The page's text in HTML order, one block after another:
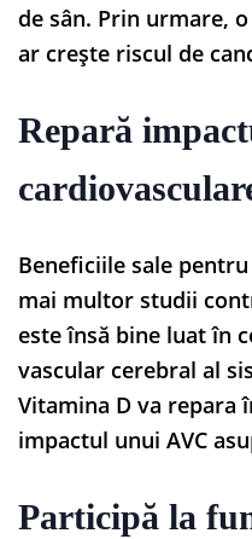
de sân. Prin urmare,
ar crește riscul de
Repară
Beneficiile sale
mai multor studii
este însă bine luat în
vascular cerebral al
Vitamina D va repara
impactul unui AVC
Participă la